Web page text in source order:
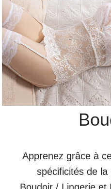
Apprenez grâce à
spécificités de